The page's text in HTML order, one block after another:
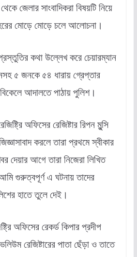
জেলার সাংবাদিকরা বিষয়টি নিয়ে
মোড়ে মোড়ে চলে আলোচনা।
কথা উল্লেখ করে চেয়ারম্যান
৫ জনকে ৫৪ ধারায় গ্রেপ্তার
আদালতে পাঠায় পুলিশ।
অফিসের রেজিষ্টার রিপন মুন্সি
করলে তারা প্রথমে স্বীকার
দেয়ার আগে তারা নিজেরা লিখিত
আমি গুরুত্বপূর্ণ এ ঘটনায় তাদের
হাতে তুলে দেই।
অফিসের রেকর্ড কিপার প্রদীপ
রেজিষ্টারের পাতা ছেঁড়া ও তাতে